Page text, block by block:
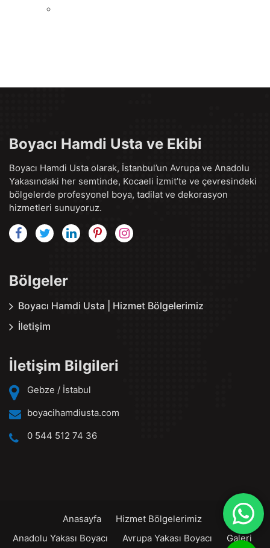
Boyacı Hamdi Usta ve Ekibi
Boyacı Hamdi Usta olarak, İstanbul’un Avrupa ve Anadolu
Yakasındaki her semtinde, Kocaeli İzmit’te ve çevresindeki
bölgelerde profesyonel boya, tadilat ve dekorasyon
hizmetleri sunuyoruz.
Bölgeler
Boyacı Hamdi Usta | Hizmet Bölgelerimiz
İletişim
İletişim Bilgileri
Gebze / İstabul
boyacihamdiusta.com
0 544 512 74 36
Anasayfa
Hizmet Bölgelerimiz
Anadolu Yakası Boyacı
Avrupa Yakası Boyacı Galeri